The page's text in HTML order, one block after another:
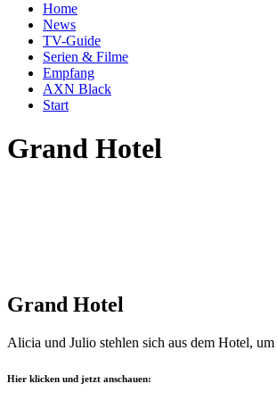
Home
News
TV-Guide
Serien & Filme
Empfang
AXN Black
Start
Grand Hotel
Grand Hotel
Alicia und Julio stehlen sich aus dem Hotel,
Hier klicken und jetzt anschauen: